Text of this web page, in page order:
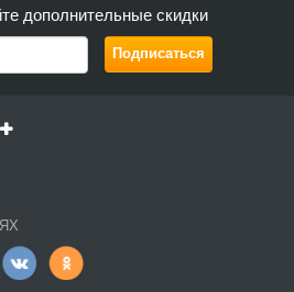
дополнительные скидки